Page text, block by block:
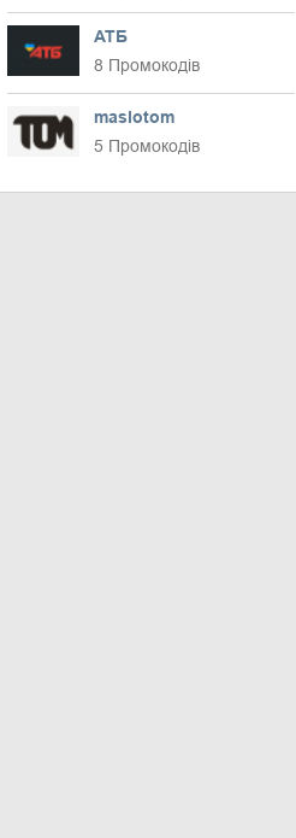
АТБ
8 Промокодів
maslotom
5 Промокодів